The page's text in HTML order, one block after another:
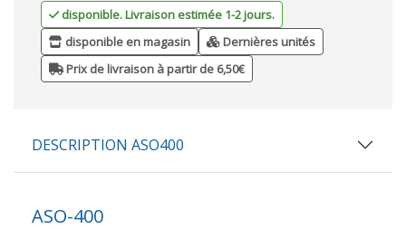
disponible. Livraison estimée 1-2 jours.
disponible en magasin
Dernières unités
Prix de livraison à partir de 6,50€
DESCRIPTION ASO400
ASO-400